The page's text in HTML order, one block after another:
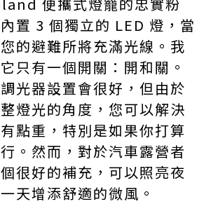
置 3 個獨立的 LED 燈，當
的避難所將充滿光線。我
只有一個開關：開和關。
光器設置會很好，但由於
燈光的角度，您可以解決
點重，特別是如果你打算
。然而，對於汽車露營者
很好的補充，可以照亮夜
天增添舒適的微風。